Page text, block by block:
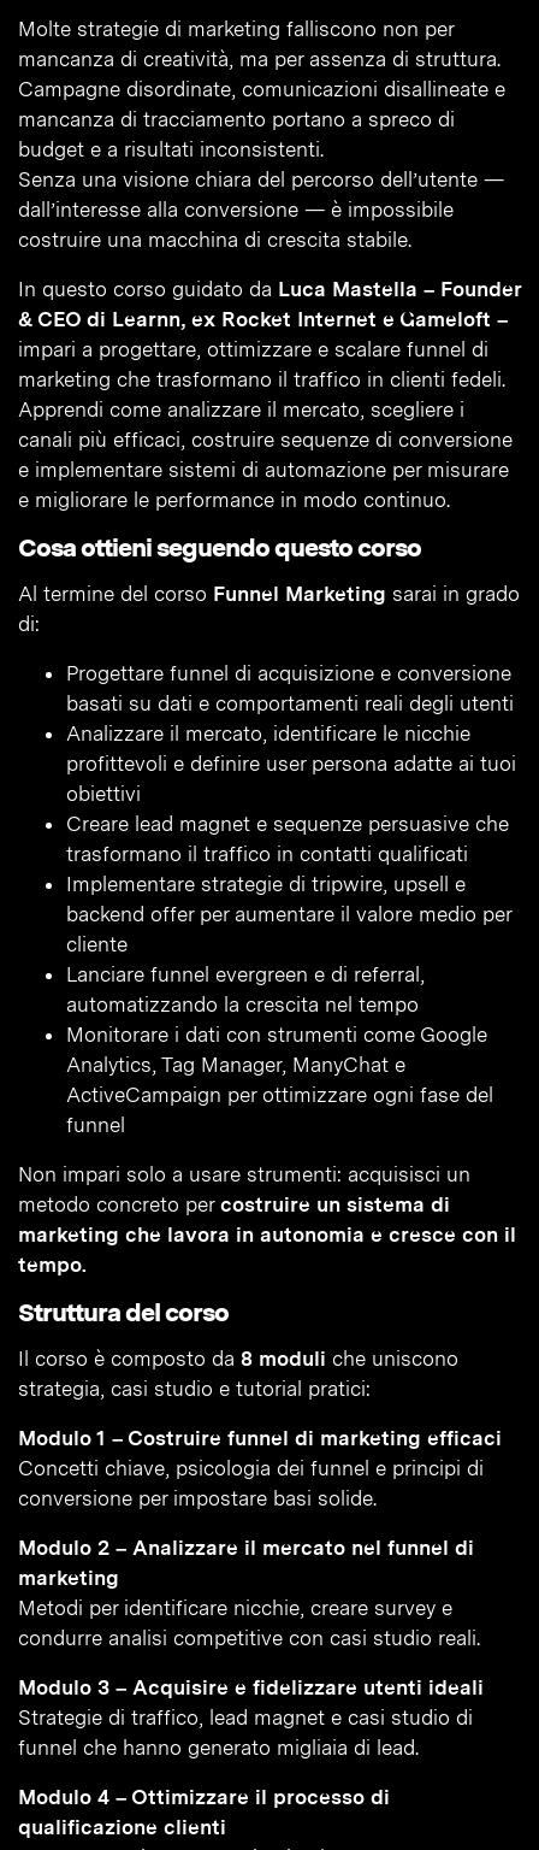
Molte strategie di marketing falliscono non per
mancanza di creatività, ma per assenza di struttura.
Campagne disordinate, comunicazioni disallineate e
mancanza di tracciamento portano a spreco di
budget e a risultati inconsistenti.
Senza una visione chiara del percorso dell’utente —
dall’interesse alla conversione — è impossibile
costruire una macchina di crescita stabile.
In questo corso guidato da Luca Mastella – Founder
& CEO di Learnn, ex Rocket Internet e Gameloft –
impari a progettare, ottimizzare e scalare funnel di
marketing che trasformano il traffico in clienti fedeli.
Apprendi come analizzare il mercato, scegliere i
canali più efficaci, costruire sequenze di conversione
e implementare sistemi di automazione per misurare
e migliorare le performance in modo continuo.
Cosa ottieni seguendo questo corso
Al termine del corso Funnel Marketing sarai in grado
di:
Progettare funnel di acquisizione e conversione
basati su dati e comportamenti reali degli utenti
Analizzare il mercato, identificare le nicchie
profittevoli e definire user persona adatte ai tuoi
obiettivi
Creare lead magnet e sequenze persuasive che
trasformano il traffico in contatti qualificati
Implementare strategie di tripwire, upsell e
backend offer per aumentare il valore medio per
cliente
Lanciare funnel evergreen e di referral,
automatizzando la crescita nel tempo
Monitorare i dati con strumenti come Google
Analytics, Tag Manager, ManyChat e
ActiveCampaign per ottimizzare ogni fase del
funnel
Non impari solo a usare strumenti: acquisisci un
metodo concreto per costruire un sistema di
marketing che lavora in autonomia e cresce con il
tempo.
Struttura del corso
Il corso è composto da 8 moduli che uniscono
strategia, casi studio e tutorial pratici:
Modulo 1 – Costruire funnel di marketing efficaci
Concetti chiave, psicologia dei funnel e principi di
conversione per impostare basi solide.
Modulo 2 – Analizzare il mercato nel funnel di
marketing
Metodi per identificare nicchie, creare survey e
condurre analisi competitive con casi studio reali.
Modulo 3 – Acquisire e fidelizzare utenti ideali
Strategie di traffico, lead magnet e casi studio di
funnel che hanno generato migliaia di lead.
Modulo 4 – Ottimizzare il processo di
qualificazione clienti